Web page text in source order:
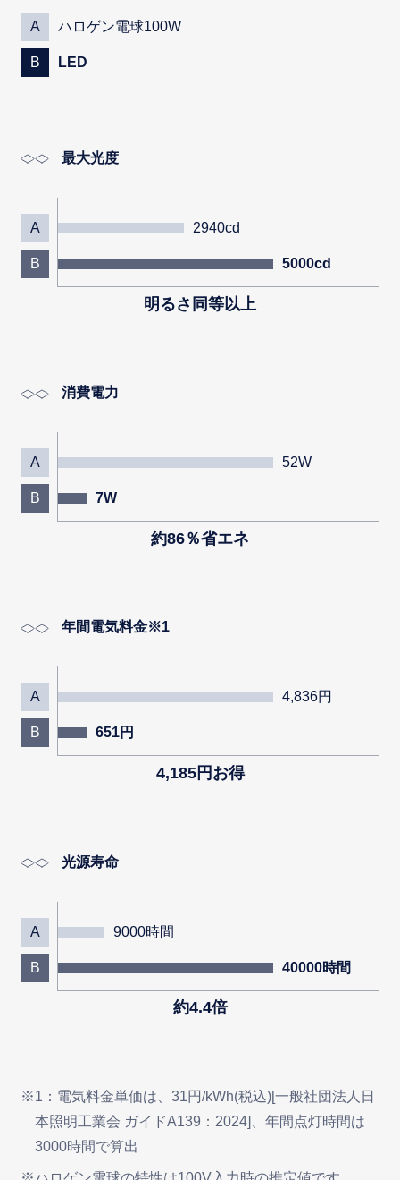
A ハロゲン電球100W
B LED
最大光度
A 2940cd
B 5000cd
明るさ同等以上
消費電力
A 52W
B 7W
約86％省エネ
年間電気料金※1
A 4,836円
B 651円
4,185円お得
光源寿命
A 9000時間
B 40000時間
約4.4倍
※1：電気料金単価は、31円/kWh(税込)[一般社団法人日
本照明工業会 ガイドA139：2024]、年間点灯時間は
3000時間で算出